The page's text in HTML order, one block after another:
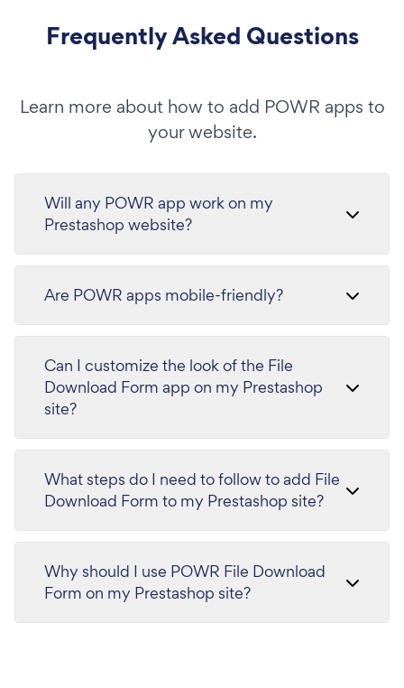
Frequently Asked Questions
Learn more about how to add POWR apps to
your website.
Will any POWR app work on my
Prestashop website?
Are POWR apps mobile-friendly?
Can I customize the look of the File
Download Form app on my Prestashop
site?
What steps do I need to follow to add File
Download Form to my Prestashop site?
Why should I use POWR File Download
Form on my Prestashop site?